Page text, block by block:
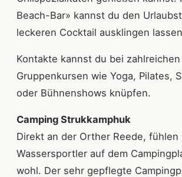
Beach-Bar» kannst du den
leckeren Cocktail ausklingen
Kontakte kannst du bei zahlreichen
Gruppenkursen wie Yoga, Pilates,
oder Bühnenshows knüpfen.
Camping Strukkamphuk
Direkt an der Orther Reede, fühlen
Wassersportler auf dem
wohl. Der sehr gepflegte